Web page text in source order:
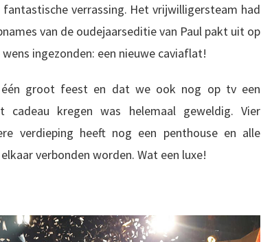
verrassing. Het vrijwilligersteam had
van de oudejaarseditie van Paul pakt uit op
ingezonden: een nieuwe caviaflat!
groot feest en dat we ook nog op tv een
kregen was helemaal geweldig. Vier
verdieping heeft nog een penthouse en alle
verbonden worden. Wat een luxe!